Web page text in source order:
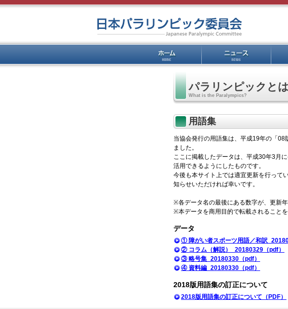
パラリンピックとは
What is the Paralympics?
用語集
当協会発行の用語集は、平成19年の「
ました。
ここに掲載したデータは、平成30年3月
活用できるようにしたものです。
今後も本サイト上では適宜更新を行って
知らせいただければ幸いです。
※各データ名の最後にある数字が、更新年
※本データを商用目的で転載されること
データ
① 障がい者スポーツ用語／和訳
② コラム（解説）_20180329（pdf）
③ 略号集_20180330（pdf）
④ 資料編_20180330（pdf）
2018版用語集の訂正について
2018版用語集の訂正について（PDF）